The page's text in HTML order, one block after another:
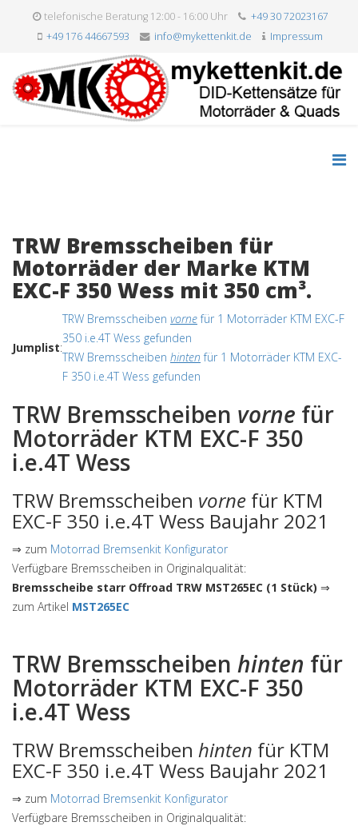
telefonische Beratung 12:00 - 16:00 Uhr
+49 30 72023167
+49 176 44667593
info@mykettenkit.de Impressum
TRW Bremsscheiben für
Motorräder der Marke KTM
EXC-F 350 Wess mit 350 cm³.
Jumplist:
TRW Bremsscheiben vornefür 1 Motorräder KTM EXC-F
350 i.e.4T Wess gefunden
TRW Bremsscheiben hinten für 1 Motorräder KTM EXC-
F 350 i.e.4T Wess gefunden
TRW Bremsscheiben vorne für
Motorräder KTM EXC-F 350
i.e.4T Wess
TRW Bremsscheiben vorne für KTM
EXC-F 350 i.e.4T Wess Baujahr 2021
⇒ zum Motorrad Bremsenkit Konfigurator
Verfügbare Bremsscheiben in Originalqualität:
Bremsscheibe starr Offroad TRW MST265EC (1 Stück) ⇒
zum Artikel MST265EC
TRW Bremsscheiben hinten für
Motorräder KTM EXC-F 350
i.e.4T Wess
TRW Bremsscheiben hinten für KTM
EXC-F 350 i.e.4T Wess Baujahr 2021
⇒ zum Motorrad Bremsenkit Konfigurator
Verfügbare Bremsscheiben in Originalqualität: